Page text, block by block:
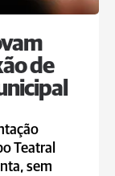
de
Teatral
sem